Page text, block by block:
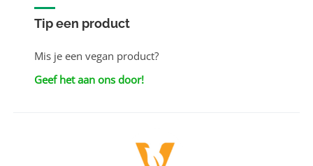
Tip een product
Mis je een vegan product?
Geef het aan ons door!